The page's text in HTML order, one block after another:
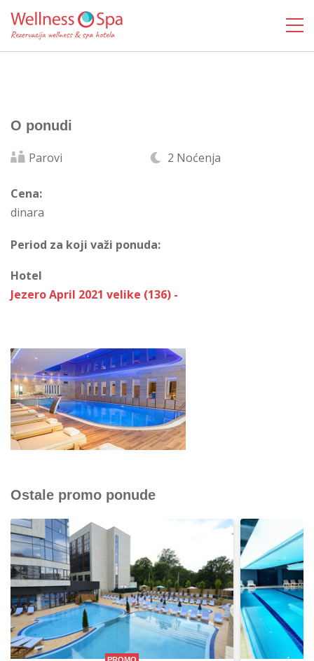
O ponudi
Parovi 2 Noćenja
Cena:
dinara
Period za koji važi ponuda:
Hotel
Jezero April 2021 velike (136) -
Ostale promo ponude